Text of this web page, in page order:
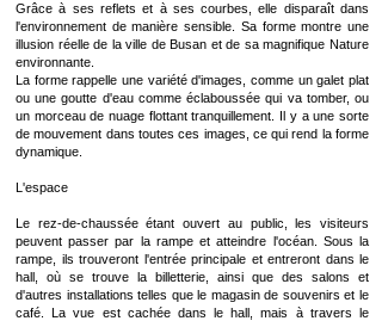
Grâce à ses reflets et à ses courbes, elle disparaît dans
l'environnement de manière sensible. Sa forme montre une
illusion réelle de la ville de Busan et de sa magnifique Nature
environnante.
La forme rappelle une variété d'images, comme un galet plat
ou une goutte d'eau comme éclaboussée qui va tomber, ou
un morceau de nuage flottant tranquillement. Il y a une sorte
de mouvement dans toutes ces images, ce qui rend la forme
dynamique.
L'espace
Le rez-de-chaussée étant ouvert au public, les visiteurs
peuvent passer par la rampe et atteindre l'océan. Sous la
rampe, ils trouveront l'entrée principale et entreront dans le
hall, où se trouve la billetterie, ainsi que des salons et
d'autres installations telles que le magasin de souvenirs et le
café. La vue est cachée dans le hall, mais à travers le